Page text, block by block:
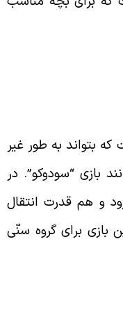
بتواند به طور غیر
“سودوکو”. در
و هم قدرت انتقال
برای گروه سنّی